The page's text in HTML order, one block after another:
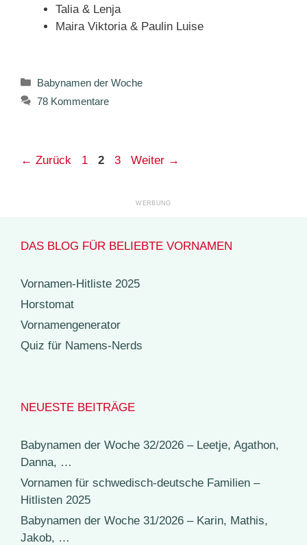
Talia & Lenja
Maira Viktoria & Paulin Luise
Kategorien
Babynamen der Woche
78 Kommentare
← Zurück Seite
1 Seite
2 Seite
3 Weiter →
DAS BLOG FÜR BELIEBTE VORNAMEN
Vornamen-Hitliste 2025
Horstomat
Vornamengenerator
Quiz für Namens-Nerds
NEUESTE BEITRÄGE
Babynamen der Woche 32/2026 – Leetje, Agathon,
Danna, …
Vornamen für schwedisch-deutsche Familien –
Hitlisten 2025
Babynamen der Woche 31/2026 – Karin, Mathis,
Jakob, …